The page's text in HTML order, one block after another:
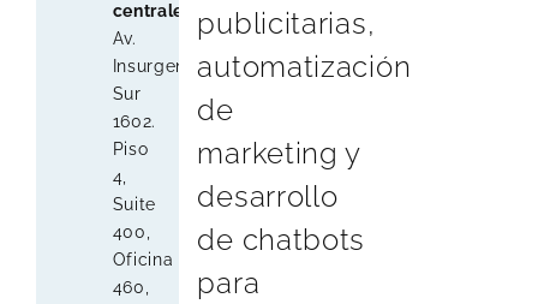
centrales
Av.
Insurgentes
Sur
1602.
Piso
4,
Suite
400,
Oficina
460,
publicitarias,
automatización
de
marketing y
desarrollo
de chatbots
para